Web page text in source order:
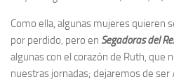
Como ella, algunas mujeres quieren
por perdido, pero en Segadoras del
algunas con el corazón de Ruth, que
nuestras jornadas; dejaremos de ser